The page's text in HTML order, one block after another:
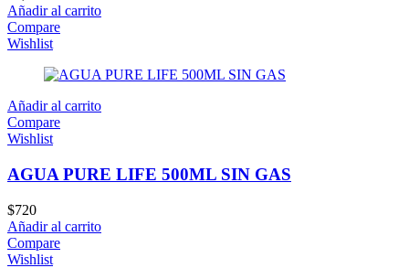
Añadir al carrito
Compare
Wishlist
Añadir al carrito
Compare
Wishlist
AGUA PURE LIFE 500ML SIN GAS
$720
Añadir al carrito
Compare
Wishlist